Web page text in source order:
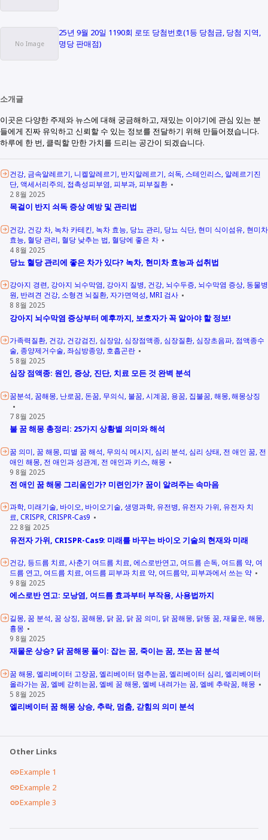
25년 9월 20일 1190회 로또 당첨번호(1등 당첨금, 당첨 지역,
명당 판매점)
소개글
이곳은 다양한 주제와 뉴스에 대해 궁금해하고, 재밌는 이야기에 관심 있는 분
들에게 진짜 유익하고 신뢰할 수 있는 정보를 전달하기 위해 만들어졌습니다.
하루에 한 번, 클릭할 만한 가치를 드리는 공간이 되겠습니다.
건강 금속알레르기 니켈알레르기 반지알레르기 쇠독 스테인리스 알레르기진
단 액세서리주의 접촉성피부염 피부과 피부질환
2 8월 2025
목걸이 반지 쇠독 증상 예방 및 관리법
건강 건강 차 녹차 카테킨 녹차 효능 당뇨 관리 당뇨 식단 현미 식이섬유 현미차
효능 혈당 관리 혈당 낮추는 법 혈당에 좋은 차
4 8월 2025
당뇨 혈당 관리에 좋은 차가 있다? 녹차, 현미차 효능과 섭취법
강아지 경련 강아지 뇌수막염 강아지 질병 건강 뇌수두증 뇌수막염 증상 동물병
원 반려견 건강 소형견 뇌질환 자가면역성 MRI 검사
8 8월 2025
강아지 뇌수막염 증상부터 예후까지, 보호자가 꼭 알아야 할 정보!
가족력질환 건강 건강검진 심장암 심장점액종 심장질환 심장초음파 점액종수
술 종양제거수술 좌심방종양 호흡곤란
5 8월 2025
심장 점액종: 원인, 증상, 진단, 치료 모든 것 완벽 분석
꿈분석 꿈해몽 난로꿈 돈꿈 무의식 불꿈 시계꿈 용꿈 집불꿈 해몽 해몽상징
7 8월 2025
불 꿈 해몽 총정리: 25가지 상황별 의미와 해석
꿈 의미 꿈 해몽 띠별 꿈 해석 무의식 메시지 심리 분석 심리 상태 전 애인 꿈 전
애인 해몽 전 애인과 성관계 전 애인과 키스 해몽
9 8월 2025
전 애인 꿈 해몽 그리움인가? 미련인가? 꿈이 알려주는 속마음
과학 미래기술 바이오 바이오기술 생명과학 유전병 유전자 가위 유전자 치
료 CRISPR CRISPR-Cas9
22 8월 2025
유전자 가위, CRISPR-Cas9: 미래를 바꾸는 바이오 기술의 현재와 미래
건강 등드름 치료 사춘기 여드름 치료 에스로반연고 여드름 손독 여드름 약 여
드름 연고 여드름 치료 여드름 피부과 치료 약 여드름약 피부과에서 쓰는 약
9 8월 2025
에스로반 연고: 모낭염, 여드름 효과부터 부작용, 사용법까지
길몽 꿈 분석 꿈 상징 꿈해몽 닭 꿈 닭 꿈 의미 닭 꿈해몽 닭똥 꿈 재물운 해몽
흉몽
9 8월 2025
재물운 상승? 닭 꿈해몽 풀이: 잡는 꿈, 죽이는 꿈, 쪼는 꿈 분석
꿈 해몽 엘리베이터 고장꿈 엘리베이터 멈추는꿈 엘리베이터 심리 엘리베이터
올라가는 꿈 엘베 갇히는꿈 엘베 꿈 해몽 엘베 내려가는 꿈 엘베 추락꿈 해몽
5 8월 2025
엘리베이터 꿈 해몽 상승, 추락, 멈춤, 갇힘의 의미 분석
Other Links
Example 1
Example 2
Example 3